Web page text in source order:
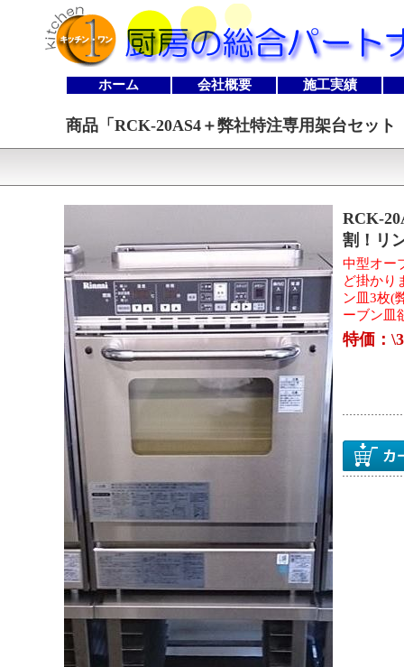
ホーム 会社概要 施工実績
商品「 RCK-20AS4＋弊社特注専用架台セッ
RCK-
割！リ
中型オー
ど掛かり
ン皿3枚(
ーブン皿
特価：